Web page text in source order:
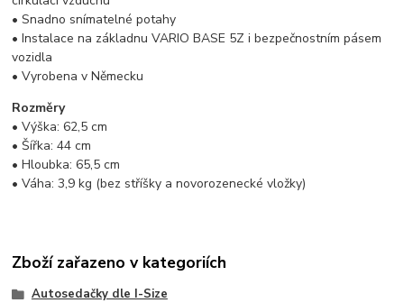
• Snadno snímatelné potahy
• Instalace na základnu VARIO BASE 5Z i bezpečnostním pásem
vozidla
• Vyrobena v Německu
Rozměry
• Výška: 62,5 cm
• Šířka: 44 cm
• Hloubka: 65,5 cm
• Váha: 3,9 kg (bez stříšky a novorozenecké vložky)
Zboží zařazeno v kategoriích
Autosedačky dle I-Size